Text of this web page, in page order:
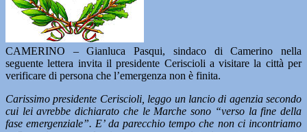
CAMERINO – Gianluca Pasqui, sindaco di Camerino nella
seguente lettera invita il presidente Ceriscioli a visitare la città per
verificare di persona che l’emergenza non è finita.
Carissimo presidente Ceriscioli, leggo un lancio di agenzia secondo
cui lei avrebbe dichiarato che le Marche sono “verso la fine della
fase emergenziale”. E’ da parecchio tempo che non ci incontriamo